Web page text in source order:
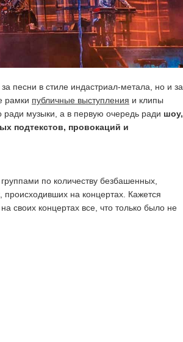
песни в стиле индастриал-метала, но и за
рамки публичные выступления и клипы
ради музыки, а в первую очередь ради шоу,
подтекстов, провокаций и
по количеству безбашенных,
на концертах. Кажется
своих концертах все, что только было не